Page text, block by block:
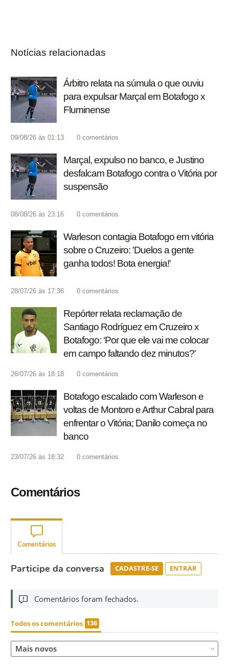
Notícias relacionadas
Árbitro relata na súmula o que ouviu
para expulsar Marçal em Botafogo x
Fluminense
09/08/26 às 01:13 0 comentários
Marçal, expulso no banco, e Justino
desfalcam Botafogo contra o Vitória por
suspensão
08/08/26 às 23:16 0 comentários
Warleson contagia Botafogo em vitória
sobre o Cruzeiro: 'Duelos a gente
ganha todos! Bota energia!'
28/07/26 às 17:36 0 comentários
Repórter relata reclamação de
Santiago Rodríguez em Cruzeiro x
Botafogo: ‘Por que ele vai me colocar
em campo faltando dez minutos?’
26/07/26 às 18:18 0 comentários
Botafogo escalado com Warleson e
voltas de Montoro e Arthur Cabral para
enfrentar o Vitória; Danilo começa no
banco
23/07/26 às 18:32 0 comentários
Comentários